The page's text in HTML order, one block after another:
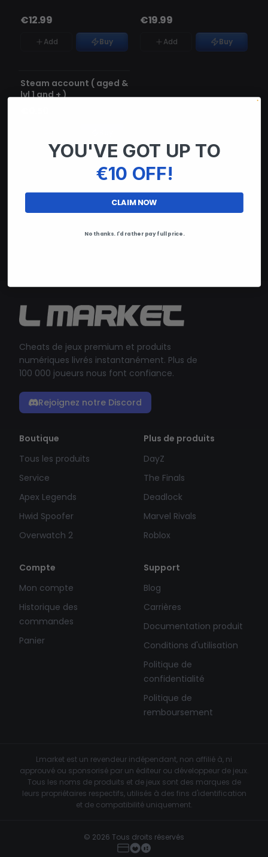
€12.99
Add Buy
€19.99
Add Buy
RUPTURE DE STOCK
Steam account ( aged &
lvl 1 and + )
Cheats de jeux premium et produits
numériques livrés instantanément. Plus de
100 000 joueurs nous font confiance.
Rejoignez notre Discord
Boutique
Tous les produits
Service
Apex Legends
Hwid Spoofer
Overwatch 2
Plus de produits
DayZ
The Finals
Deadlock
Marvel Rivals
Roblox
Compte
Mon compte
Historique des
commandes
Panier
Support
Blog
Carrières
Documentation produit
Conditions d'utilisation
Politique de
confidentialité
Politique de
remboursement
Lmarket est un revendeur indépendant, non affilié à, ni
approuvé ou sponsorisé par un éditeur ou développeur de jeux.
Tous les noms de produits et de jeux sont des marques de
leurs propriétaires respectifs, utilisés à des fins d'identification
et de compatibilité uniquement.
© 2026 Tous droits réservés
YOU'VE GOT UP TO
€10 OFF!
CLAIM NOW
No thanks. I'd rather pay full price.